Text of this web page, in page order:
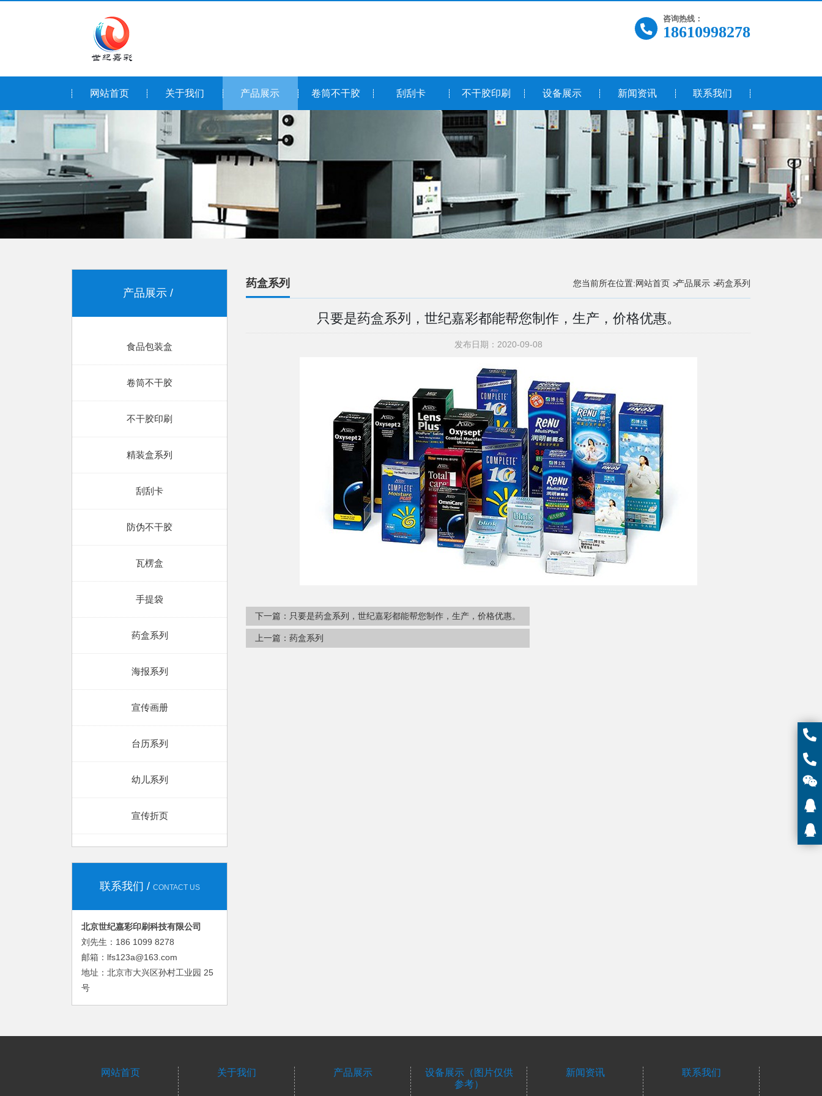
咨询热线：
18610998278
网站首页 关于我们 产品展示 卷筒不干胶 刮刮卡 不干胶印刷 设备展示 新闻资讯 联系我们
产品展示
食品包装盒
卷筒不干胶
不干胶印刷
精装盒系列
刮刮卡
防伪不干胶
瓦楞盒
手提袋
药盒系列
海报系列
宣传画册
台历系列
幼儿系列
宣传折页
联系我们 CONTACT US
北京世纪嘉彩印刷科技有限公司
刘先生：186 1099 8278
邮箱：lfs123a@163.com
地址：北京市大兴区孙村工业园 25
号
药盒系列 您当前所在位置:网站首页 产品展示 药盒系列
只要是药盒系列，世纪嘉彩都能帮您制作，生产，价格优惠。
发布日期：2020-09-08
下一篇： 只要是药盒系列，世纪嘉彩都能帮您制作，生产，价格优惠。
上一篇： 药盒系列
网站首页 关于我们 产品展示
设备展示（图片仅供
参考）
新闻资讯 联系我们